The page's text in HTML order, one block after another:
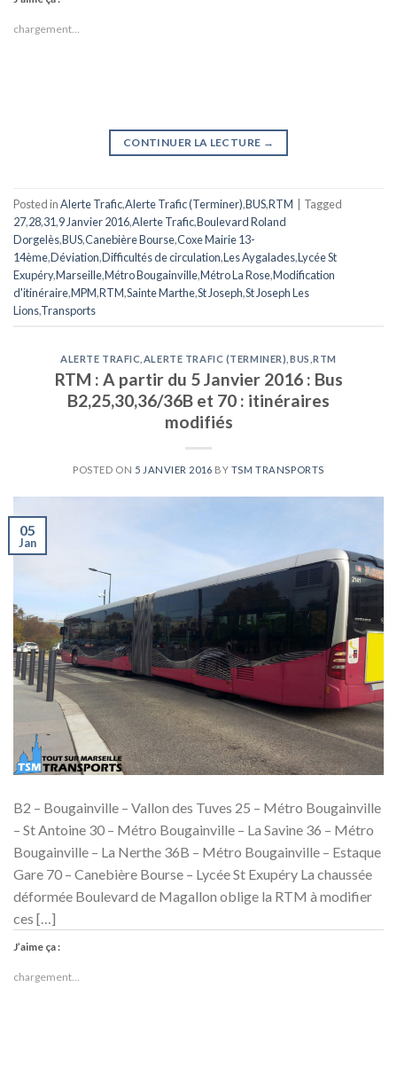
chargement…
CONTINUER LA LECTURE →
Posted inAlerte Trafic,Alerte Trafic (Terminer),BUS,RTM
Tagged
27,28,31,9 Janvier 2016,Alerte Trafic,Boulevard Roland
Dorgelès,BUS,Canebière Bourse,Coxe Mairie 13-
14ème,Déviation,Difficultés de circulation,Les Aygalades,Lycée St
Exupéry,Marseille,Métro Bougainville,Métro La Rose,Modification
d'itinéraire,MPM,RTM,Sainte Marthe,St Joseph,St Joseph Les
Lions,Transports
ALERTE TRAFIC ALERTE TRAFIC (TERMINER) BUS ,RTM
RTM : A partir du 5 Janvier 2016 : Bus
B2,25,30,36/36B et 70 : itinéraires
modifiés
POSTED ON 5 JANVIER 2016 BY TSM TRANSPORTS
05
Jan
B2 – Bougainville – Vallon des Tuves 25 – Métro Bougainville
– St Antoine 30 – Métro Bougainville – La Savine 36 – Métro
Bougainville – La Nerthe 36B – Métro Bougainville – Estaque
Gare 70 – Canebière Bourse – Lycée St Exupéry La chaussée
déformée Boulevard de Magallon oblige la RTM à modifier
ces […]
J’aime ça :
chargement…